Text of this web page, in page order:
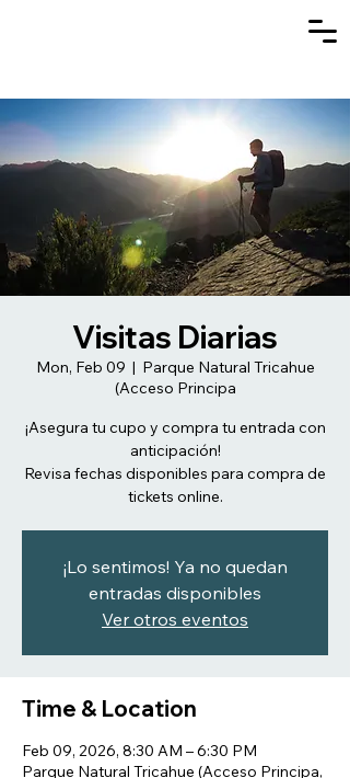
Visitas Diarias
Mon, Feb 09
  |
Parque Natural Tricahue
(Acceso Principa
¡Asegura tu cupo y compra tu entrada con
anticipación!
Revisa fechas disponibles para compra de
tickets online.
¡Lo sentimos! Ya no quedan
entradas disponibles
Ver otros eventos
Time & Location
Feb 09, 2026, 8:30 AM – 6:30 PM
Parque Natural Tricahue (Acceso Principa,